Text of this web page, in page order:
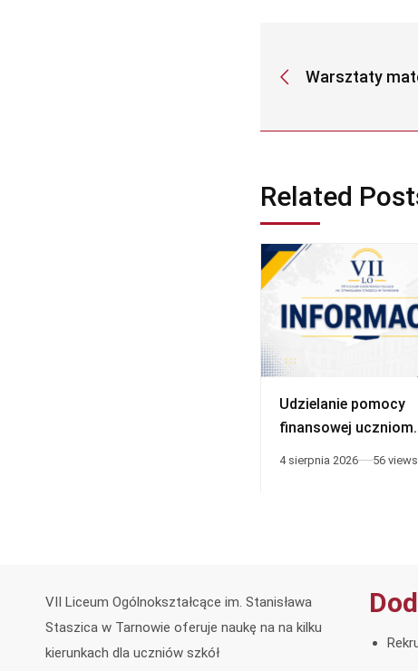
Warsztaty
Related
Udzielanie pomocy
finansowej uczniom
4 sierpnia 2026 56 views
VII Liceum Ogólnokształcące im. Stanisława
Staszica w Tarnowie oferuje naukę na na kilku
kierunkach dla uczniów szkół